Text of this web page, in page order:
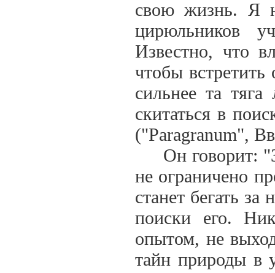
свою жизнь. Я
цирюльников
Известно, что
чтобы
сильнее та тяга
скитаться в
("Paragranum",
Он говорит:
не ограничено
станет бегать
поиски его.
опытом, не
тайн природы в